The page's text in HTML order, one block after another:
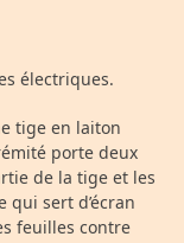
électriques.
tige en laiton
porte deux
de la tige et les
sert d’écran
feuilles contre